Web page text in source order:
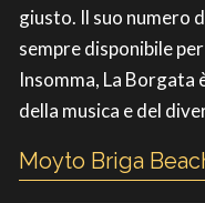
giusto. Il suo numero
sempre disponibile
Insomma, La
della musica e del
Moyto Briga